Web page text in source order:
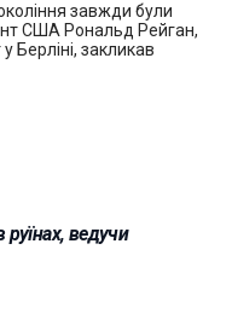
завжди були
США Рональд Рейган,
Берліні, закликав
ведучи